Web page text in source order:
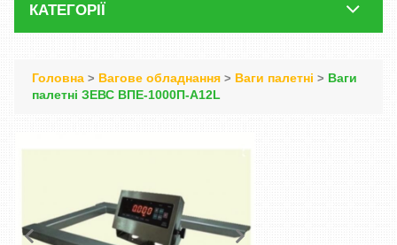
КАТЕГОРІЇ
Головна > Вагове обладнання > Ваги палетні > Ваги
палетні ЗЕВС ВПЕ-1000П-A12L